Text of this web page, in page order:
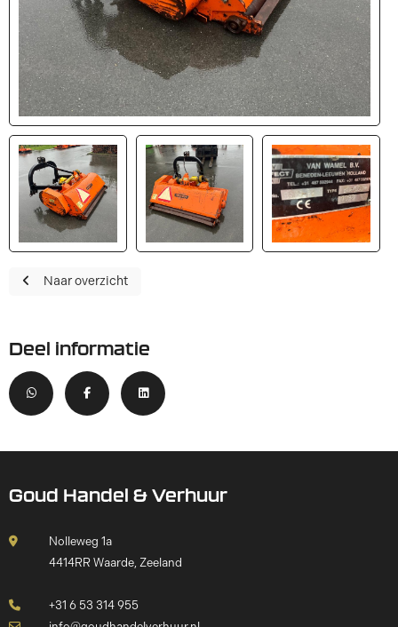
Naar overzicht
Deel informatie
Goud Handel & Verhuur
Nolleweg 1a
4414RR Waarde, Zeeland
+31 6 53 314 955